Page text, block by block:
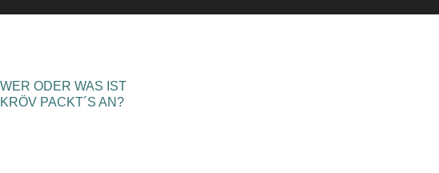
WER ODER WAS IST
KRÖV PACKT´S AN?